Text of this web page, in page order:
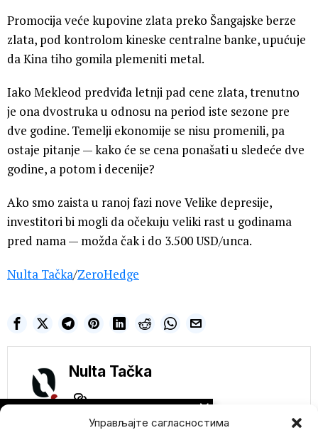
Управљајте сагласностима
Promocija veće kupovine zlata preko Šangajske berze
zlata, pod kontrolom kineske centralne banke, upućuje
da Kina tiho gomila plemeniti metal.
Iako Mekleod predviđa letnji pad cene zlata, trenutno
je ona dvostruka u odnosu na period iste sezone pre
dve godine. Temelji ekonomije se nisu promenili, pa
ostaje pitanje — kako će se cena ponašati u sledeće dve
godine, a potom i decenije?
Ako smo zaista u ranoj fazi nove Velike depresije,
investitori bi mogli da očekuju veliki rast u godinama
pred nama — možda čak i do 3.500 USD/unca.
Nulta Tačka/ZeroHedge
Nulta Tačka
NE PROPUSTITE
Protest u Novom